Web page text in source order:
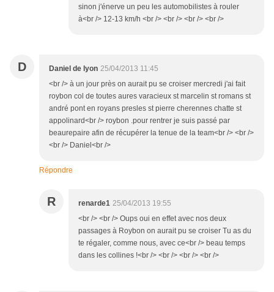
sinon j'énerve un peu les automobilistes à rouler
à<br /> 12-13 km/h <br /> <br /> <br /> <br />
D Daniel de lyon 25/04/2013 11:45
<br /> à un jour près on aurait pu se croiser mercredi j'ai fait
roybon col de toutes aures varacieux st marcelin st romans st
andré pont en royans presles st pierre cherennes chatte st
appolinard<br /> roybon .pour rentrer je suis passé par
beaurepaire afin de récupérer la tenue de la team<br /> <br />
<br /> Daniel<br />
Répondre
R renarde1 25/04/2013 19:55
<br /> <br /> Oups oui en effet avec nos deux
passages à Roybon on aurait pu se croiser Tu as du
te régaler, comme nous, avec ce<br /> beau temps
dans les collines !<br /> <br /> <br /> <br />